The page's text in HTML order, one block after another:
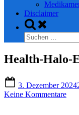
Disclaimer
Toggle
search
form
Suchen
nach:
Health-Halo-
on
3. Dezember 2024
Keine Kommentarezu